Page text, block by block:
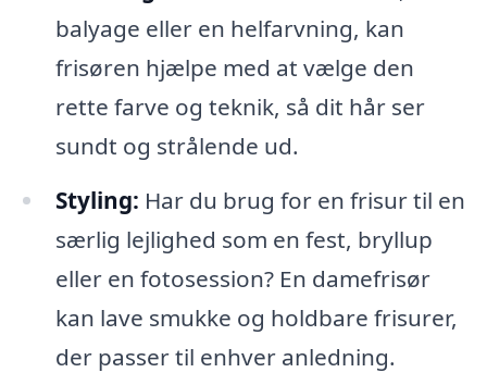
balyage eller en helfarvning, kan
frisøren hjælpe med at vælge den
rette farve og teknik, så dit hår ser
sundt og strålende ud.
Styling: Har du brug for en frisur til en
særlig lejlighed som en fest, bryllup
eller en fotosession? En damefrisør
kan lave smukke og holdbare frisurer,
der passer til enhver anledning.